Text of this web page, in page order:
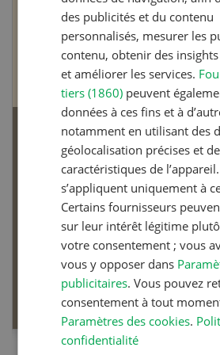
Articles biologiques
Dossier Articles
EN SAVOIR
des publicités et du contenu
personnalisés, mesurer les
contenu, obtenir des insights
et améliorer les services.
tiers (1860) peuvent
données à ces fins et à
notamment en utilisant des
géolocalisation précises et
caractéristiques de
s’appliquent uniquement à
Certains fournisseurs
sur leur intérêt légitime
votre consentement ; vous
vous y opposer dans
publicitaires. Vous pouvez
consentement à tout
Paramètres des cookies.
confidentialité